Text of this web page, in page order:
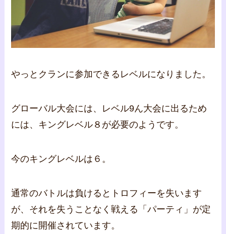
やっとクランに参加できるレベルになりました。
グローバル大会には、レベル9ん大会に出るため
には、キングレベル８が必要のようです。
今のキングレベルは６。
通常のバトルは負けるとトロフィーを失います
が、それを失うことなく戦える「パーティ」が定
期的に開催されています。